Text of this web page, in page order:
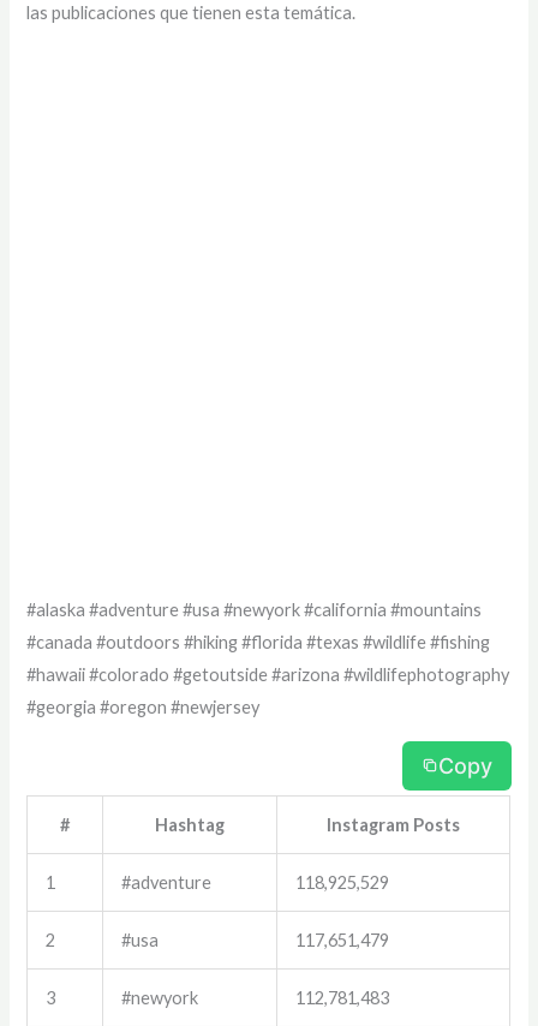
las publicaciones que tienen esta temática.
#alaska #adventure #usa #newyork #california #mountains
#canada #outdoors #hiking #florida #texas #wildlife #fishing
#hawaii #colorado #getoutside #arizona #wildlifephotography
#georgia #oregon #newjersey
Copy
# Hashtag Instagram Posts
1 #adventure 118,925,529
2 #usa 117,651,479
3 #newyork 112,781,483